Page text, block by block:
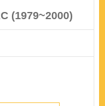
(1979~2000)